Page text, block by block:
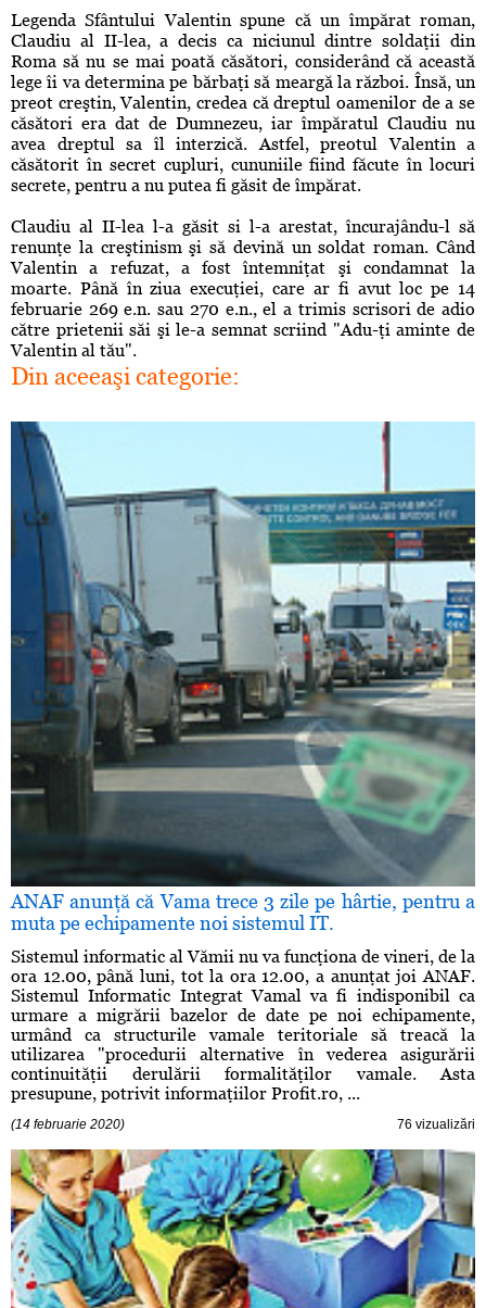
Legenda Sfântului Valentin spune că un împărat roman,
Claudiu al II-lea, a decis ca niciunul dintre soldaţii din
Roma să nu se mai poată căsători, considerând că această
lege îi va determina pe bărbaţi să meargă la război. Însă, un
preot creştin, Valentin, credea că dreptul oamenilor de a se
căsători era dat de Dumnezeu, iar împăratul Claudiu nu
avea dreptul sa îl interzică. Astfel, preotul Valentin a
căsătorit în secret cupluri, cununiile fiind făcute în locuri
secrete, pentru a nu putea fi găsit de împărat.
Claudiu al II-lea l-a găsit si l-a arestat, încurajându-l să
renunţe la creştinism şi să devină un soldat roman. Când
Valentin a refuzat, a fost întemniţat şi condamnat la
moarte. Până în ziua execuţiei, care ar fi avut loc pe 14
februarie 269 e.n. sau 270 e.n., el a trimis scrisori de adio
către prietenii săi şi le-a semnat scriind "Adu-ţi aminte de
Valentin al tău".
Din aceeaşi categorie:
ANAF anunţă că Vama trece 3 zile pe hârtie, pentru a
muta pe echipamente noi sistemul IT.
Sistemul informatic al Vămii nu va funcţiona de vineri, de la
ora 12.00, până luni, tot la ora 12.00, a anunţat joi ANAF.
Sistemul Informatic Integrat Vamal va fi indisponibil ca
urmare a migrării bazelor de date pe noi echipamente,
urmând ca structurile vamale teritoriale să treacă la
utilizarea "procedurii alternative în vederea asigurării
continuităţii derulării formalităţilor vamale. Asta
presupune, potrivit informaţiilor Profit.ro, ...
(14 februarie 2020) 76 vizualizări